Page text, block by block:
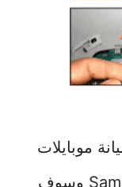
موبايلات
سامسونج جلاكسي Samsung galaxy وسوف